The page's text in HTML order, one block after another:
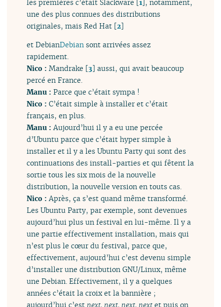
les premières c’était Slackware [1] , notamment,
une des plus connues des distributions
originales, mais Red Hat [2]
et DebianDebian sont arrivées assez
rapidement.
Nico :Mandrake [3] aussi, qui avait beaucoup
percé en France.
Manu :Parce que c’était sympa !
Nico :C’était simple à installer et c’était
français, en plus.
Manu :Aujourd’hui il y a eu une percée
d’Ubuntu parce que c’était hyper simple à
installer et il y a les Ubuntu Party qui sont des
continuations des install-parties et qui fêtent la
sortie tous les six mois de la nouvelle
distribution, la nouvelle version en touts cas.
Nico :Après, ça s’est quand même transformé.
Les Ubuntu Party, par exemple, sont devenues
aujourd’hui plus un festival en lui-même. Il y a
une partie effectivement installation, mais qui
n’est plus le cœur du festival, parce que,
effectivement, aujourd’hui c’est devenu simple
d’installer une distribution GNU/Linux, même
une Debian. Effectivement, il y a quelques
années c’était la croix et la bannière ;
aujourd’hui c’est next, next, next, next et puis on